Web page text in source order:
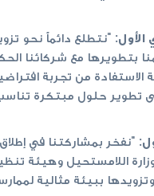
"نتطلع دائماً نحو
بتطويرها مع شركائنا
الاستفادة من تجربة
تطوير حلول مبتكرة
"نفخر بمشاركتنا في
اللامستحيل وهيئة
ببيئة مثالية